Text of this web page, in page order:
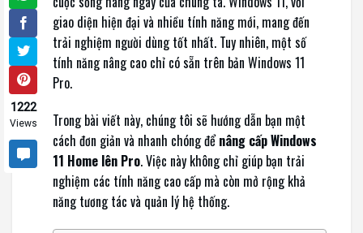
1222
Views
giao diện hiện đại và nhiều tính năng mới, mang đến
trải nghiệm người dùng tốt nhất. Tuy nhiên, một số
tính năng nâng cao chỉ có sẵn trên bản Windows 11
Pro.
Trong bài viết này, chúng tôi sẽ hướng dẫn bạn một
cách đơn giản và nhanh chóng đểnâng cấp Windows
11 Home lên Pro. Việc này không chỉ giúp bạn trải
nghiệm các tính năng cao cấp mà còn mở rộng khả
năng tương tác và quản lý hệ thống.